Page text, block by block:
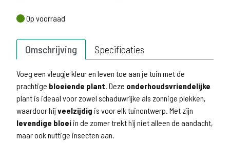
Op voorraad
Op voorraad
Omschrijving Specificaties
Voeg een vleugje kleur en leven toe aan je tuin met de
prachtige bloeiende plant. Deze onderhoudsvriendelijke
plant is ideaal voor zowel schaduwrijke als zonnige plekken,
waardoor hij veelzijdig is voor elk tuinontwerp. Met zijn
levendige bloei in de zomer trekt hij niet alleen de aandacht,
maar ook nuttige insecten aan.